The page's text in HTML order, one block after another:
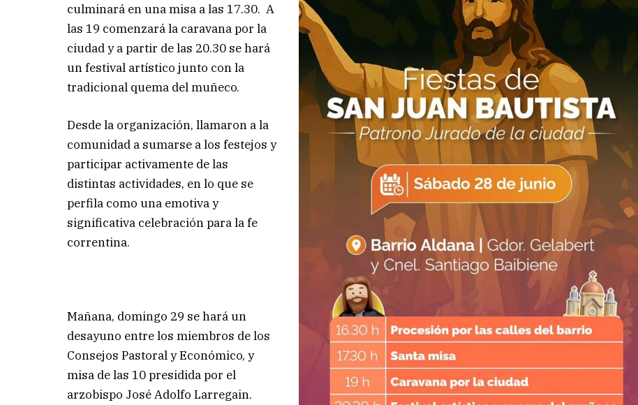
culminará en una misa a las 17.30. A
las 19 comenzará la caravana por la
ciudad y a partir de las 20.30 se hará
un festival artístico junto con la
tradicional quema del muñeco.
Desde la organización, llamaron a la
comunidad a sumarse a los festejos y
participar activamente de las
distintas actividades, en lo que se
perfila como una emotiva y
significativa celebración para la fe
correntina.
Mañana, domingo 29 se hará un
desayuno entre los miembros de los
Consejos Pastoral y Económico, y
misa de las 10 presidida por el
arzobispo José Adolfo Larregain.